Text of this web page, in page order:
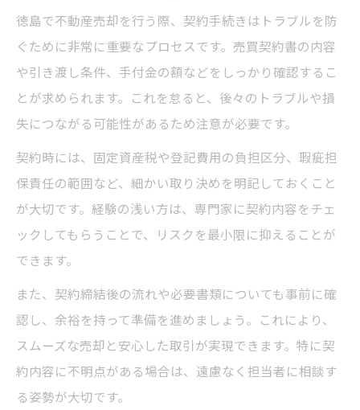
徳島で不動産売却を行う際、契約手続きはトラブルを防
ぐために非常に重要なプロセスです。売買契約書の内容
や引き渡し条件、手付金の額などをしっかり確認するこ
とが求められます。これを怠ると、後々のトラブルや損
失につながる可能性があるため注意が必要です。
契約時には、固定資産税や登記費用の負担区分、瑕疵担
保責任の範囲など、細かい取り決めを明記しておくこと
が大切です。経験の浅い方は、専門家に契約内容をチェ
ックしてもらうことで、リスクを最小限に抑えることが
できます。
また、契約締結後の流れや必要書類についても事前に確
認し、余裕を持って準備を進めましょう。これにより、
スムーズな売却と安心した取引が実現できます。特に契
約内容に不明点がある場合は、遠慮なく担当者に相談す
る姿勢が大切です。